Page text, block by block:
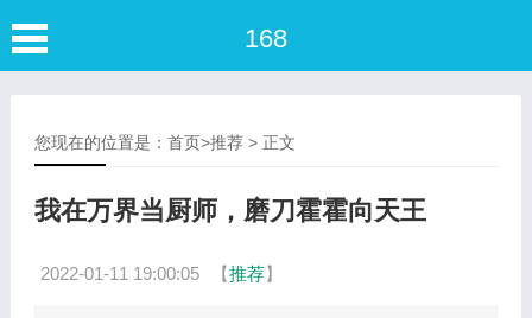
168
您现在的位置是： 首页>推荐> 正文
我在万界当厨师，磨刀霍霍向天王
2022-01-11 19:00:05 【推荐】